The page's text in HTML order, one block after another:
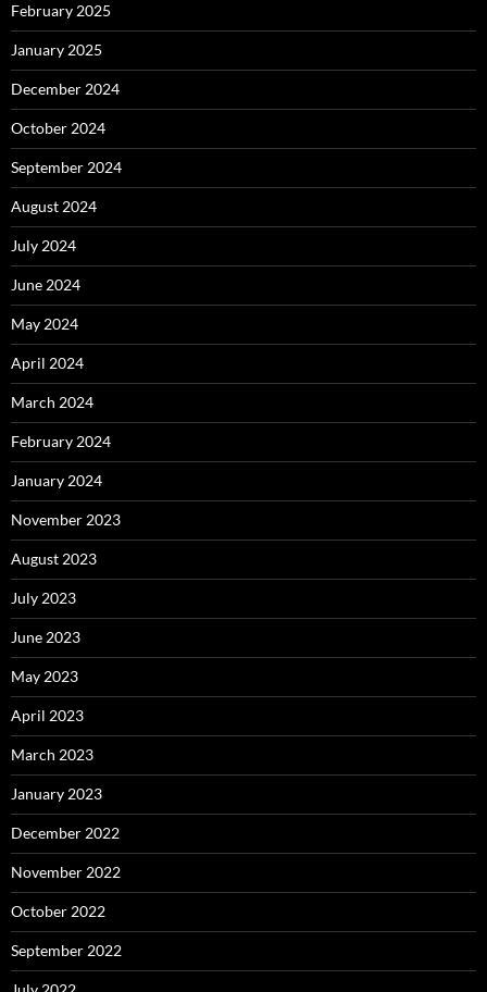
February 2025
January 2025
December 2024
October 2024
September 2024
August 2024
July 2024
June 2024
May 2024
April 2024
March 2024
February 2024
January 2024
November 2023
August 2023
July 2023
June 2023
May 2023
April 2023
March 2023
January 2023
December 2022
November 2022
October 2022
September 2022